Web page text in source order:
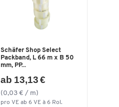
Breite [mm]
Schäfer Shop Select
Packband, L 66 m x B 50
mm, PP...
ab 13,13 €
(0,03 € / m)
pro VE ab 6 VE à 6 Rol.